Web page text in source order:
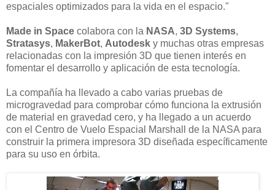
espaciales optimizados para la vida en el espacio."
Made in Space colabora con la NASA, 3D Systems,
Stratasys, MakerBot, Autodesk y muchas otras empresas
relacionadas con la impresión 3D que tienen interés en
fomentar el desarrollo y aplicación de esta tecnología.
La compañía ha llevado a cabo varias pruebas de
microgravedad para comprobar cómo funciona la extrusión
de material en gravedad cero, y ha llegado a un acuerdo
con el Centro de Vuelo Espacial Marshall
de la NASA para
construir la primera impresora 3D diseñada específicamente
para su uso en órbita.